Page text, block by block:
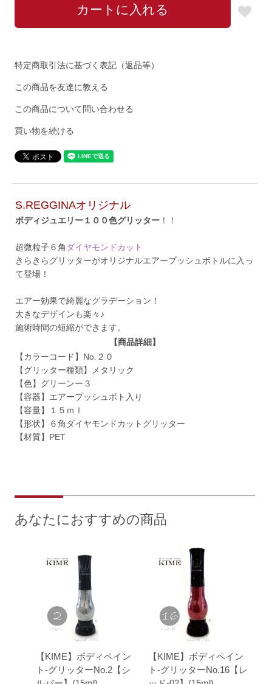
特定商取引法に基づく表記（返品等）
この商品を友達に教える
この商品について問い合わせる
買い物を続ける
S.REGGINAオリジナル
ボディジュエリー１００色グリッター ！！
超微粒子６角 ダイヤモンドカット
きらきらグリッターがオリジナルエアープッシュボトルに入っ
て登場！
エアー効果で綺麗なグラデーション！
大きなデザインも楽々♪
施術時間の短縮ができます。
【商品詳細】
【カラーコード】No.２０
【グリッター種類】メタリック
【色】グリーンー３
【容器】エアープッシュボト入り
【容量】１５ｍｌ
【形状】６角ダイヤモンドカットグリッター
【材質】PET
あなたにおすすめの商品
【KIME】ボディペイン
ト-グリッターNo.2【シ
【KIME】ボディペイン
ト-グリッターNo.16【レ